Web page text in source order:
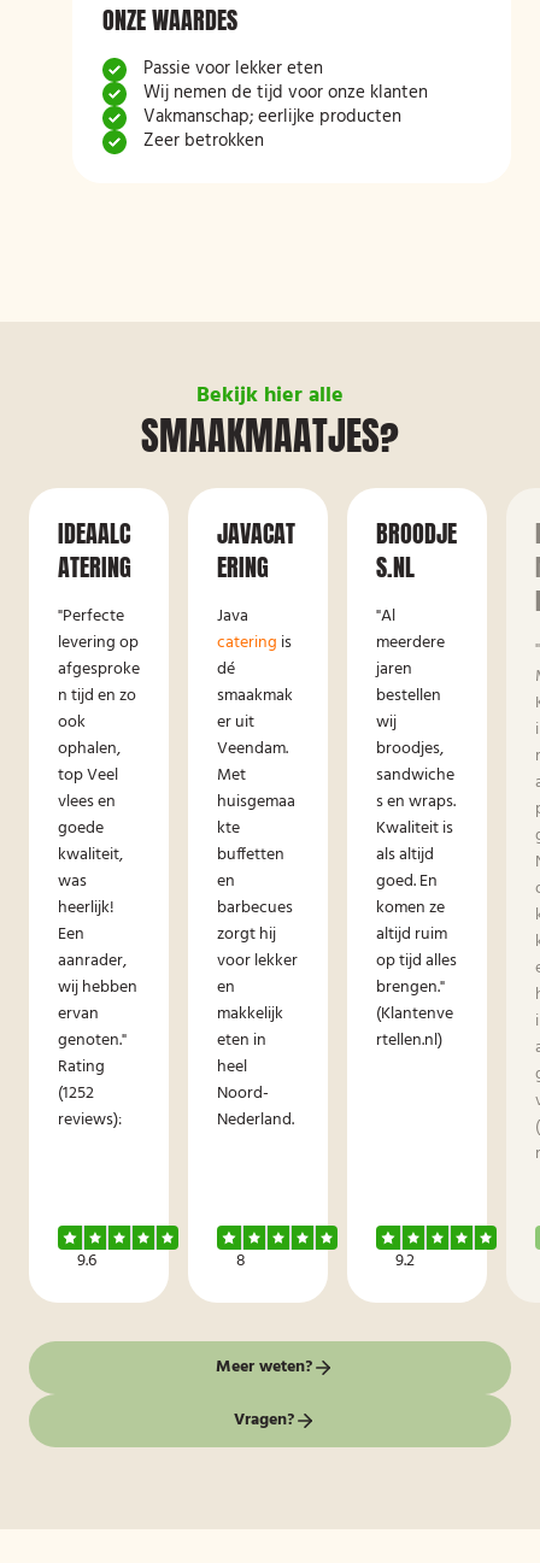
ONZE WAARDES
Passie voor lekker eten
Wij nemen de tijd voor onze klanten
Vakmanschap; eerlijke producten
Zeer betrokken
Bekijk hier alle
SMAAKMAATJES?
IDEAALC
ATERING
"Perfecte
levering op
afgesproke
n tijd en zo
ook
ophalen,
top Veel
vlees en
goede
kwaliteit,
was
heerlijk!
Een
aanrader,
wij hebben
ervan
genoten."
Rating
(1252
reviews):
9.6
JAVACAT
ERING
Java
catering is
dé
smaakmak
er uit
Veendam.
Met
huisgemaa
kte
buffetten
en
barbecues
zorgt hij
voor lekker
en
makkelijk
eten in
heel
Noord-
Nederland.
8
BROODJE
S.NL
"Al
meerdere
jaren
bestellen
wij
broodjes,
sandwiche
s en wraps.
Kwaliteit is
als altijd
goed. En
komen ze
altijd ruim
op tijd alles
brengen."
(Klantenve
rtellen.nl)
9.2
Meer weten?
Vragen?